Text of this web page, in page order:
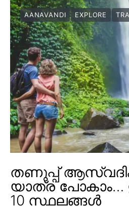
AANAVANDI EXPLORE
തണുപ്പ്
യാത്ര
10 സ്ഥലങ്ങൾ